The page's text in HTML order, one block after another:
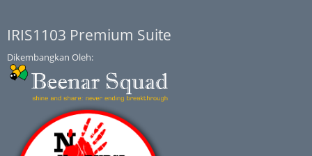
IRIS1103 Premium Suite
Dikembangkan Oleh: